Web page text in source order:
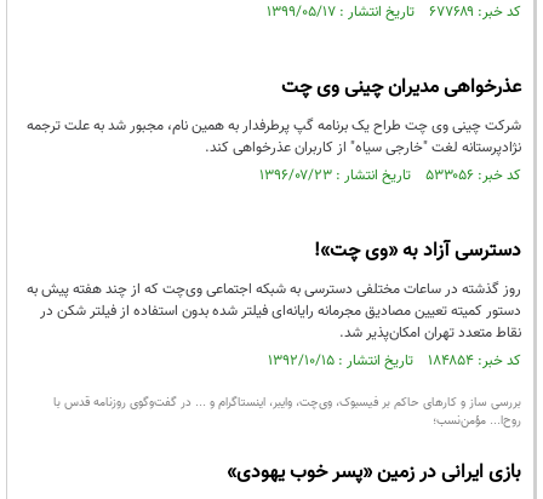
کد خبر: ۶۷۷۶۸۹ تاریخ انتشار : ۱۳۹۹/۰۵/۱۷
عذرخواهی مدیران چینی وی چت
شرکت چینی وی چت طراح یک برنامه گپ پرطرفدار به همین نام، مجبور شد به علت ترجمه
نژادپرستانه لغت "خارجی سیاه" از کاربران عذرخواهی کند.
کد خبر: ۵۳۳۰۵۶ تاریخ انتشار : ۱۳۹۶/۰۷/۲۳
دسترسی آزاد به «وی چت»!
روز گذشته در ساعات مختلفی دسترسی به شبکه اجتماعی وی‌چت که از چند هفته پیش به
دستور کمیته تعیین مصادیق مجرمانه رایانه‌ای فیلتر شده بدون استفاده از فیلتر شکن در
نقاط متعدد تهران امکان‌پذیر شد.
کد خبر: ۱۸۴۸۵۴ تاریخ انتشار : ۱۳۹۲/۱۰/۱۵
بررسی ساز و کارهای حاکم بر فیسبوک، وی‌چت، وایبر، اینستاگرام و ... در گفت‌وگوی روزنامه قدس با
روح‌ا... مؤمن‌نسب؛
بازی ایرانی در زمین «پسر خوب یهودی»